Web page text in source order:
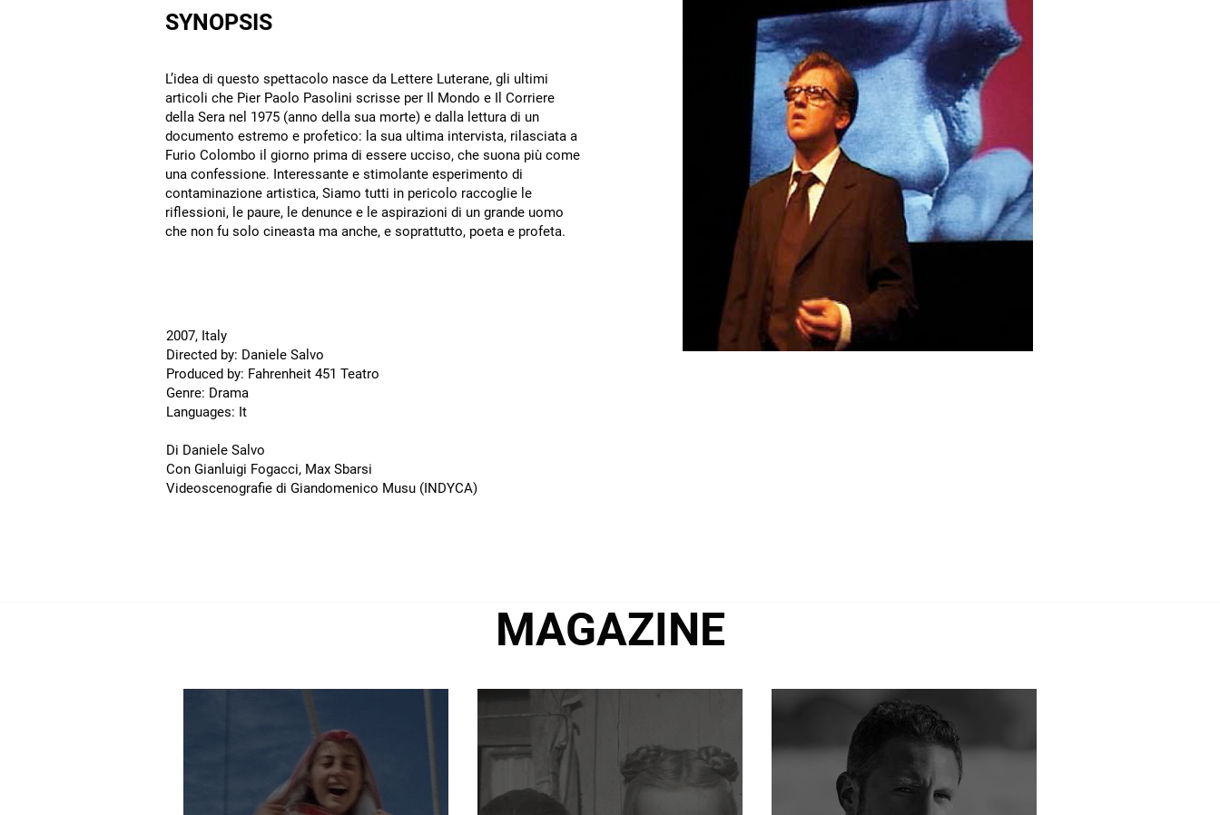
SYNOPSIS
L’idea di questo spettacolo nasce da Lettere Luterane, gli ultimi
articoli che Pier Paolo Pasolini scrisse per Il Mondo e Il Corriere
della Sera nel 1975 (anno della sua morte) e dalla lettura di un
documento estremo e profetico: la sua ultima intervista, rilasciata a
Furio Colombo il giorno prima di essere ucciso, che suona più come
una confessione. Interessante e stimolante esperimento di
contaminazione artistica, Siamo tutti in pericolo raccoglie le
riflessioni, le paure, le denunce e le aspirazioni di un grande uomo
che non fu solo cineasta ma anche, e soprattutto, poeta e profeta.
2007, Italy
Directed by: Daniele Salvo
Produced by: Fahrenheit 451 Teatro
Genre: Drama
Languages: It
Di Daniele Salvo
Con Gianluigi Fogacci, Max Sbarsi
Videoscenografie di Giandomenico Musu (INDYCA)
MAGAZINE